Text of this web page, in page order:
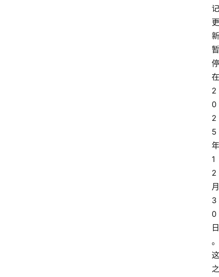
记
更
新
暂
停
在
2
0
2
5
年
1
2
月
3
0
日
。
这
之